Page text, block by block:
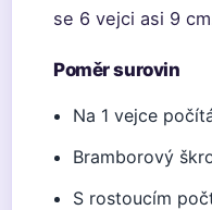
se 6 vejci asi 9
Poměr surovin
Na 1 vejce
Bramborový
S rostoucím